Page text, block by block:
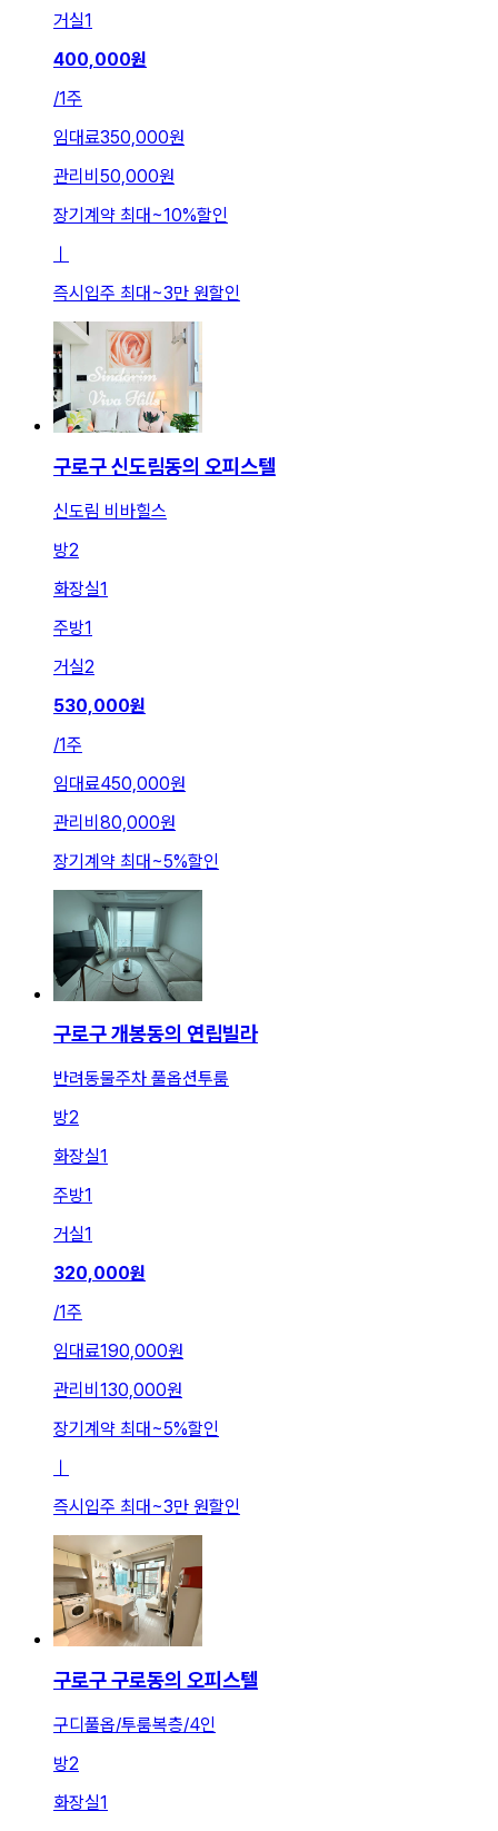
거실1
400,000원
/1주
임대료350,000원
관리비 50,000원
장기계약 최대 ~10%할인
즉시입주 최대 ~3만 원할인
구로구 신도림동의 오피스텔
신도림 비바힐스
방2
화장실1
주방1
거실2
530,000원
/1주
임대료450,000원
관리비 80,000원
장기계약 최대~5%할인
구로구 개봉동의 연립빌라
반려동물주차 풀옵션투룸
방2
화장실1
주방1
거실1
320,000원
/1주
임대료190,000원
관리비 130,000원
장기계약 최대 ~5%할인
즉시입주 최대 ~3만 원할인
구로구 구로동의 오피스텔
구디풀옵/투룸복층/4인
방2
화장실1